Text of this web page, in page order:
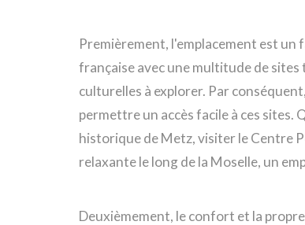
Premièrement, l'emplacement est
française avec une multitude de
culturelles à explorer. Par
permettre un accès facile à ces sites.
historique de Metz, visiter le Centre
relaxante le long de la Moselle, un
Deuxièmement, le confort et la